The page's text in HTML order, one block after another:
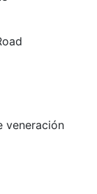
veneración